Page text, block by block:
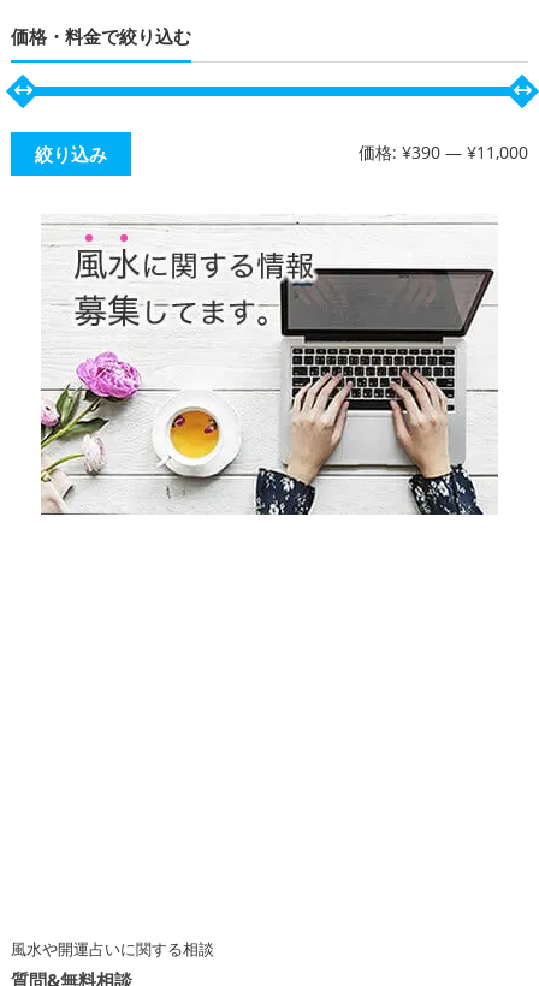
象:
価格・料金で絞り込む
絞り込み 価格:¥390 —¥11,000
風水や開運占いに関する相談
質問&無料相談